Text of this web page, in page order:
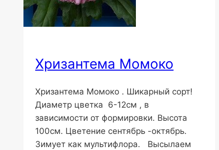
Хризантема Момоко
Хризантема Момоко . Шикарный сорт!
Диаметр цветка 6-12см , в
зависимости от формировки. Высота
100см. Цветение сентябрь -октябрь.
Зимует как мультифлора. Высылаем